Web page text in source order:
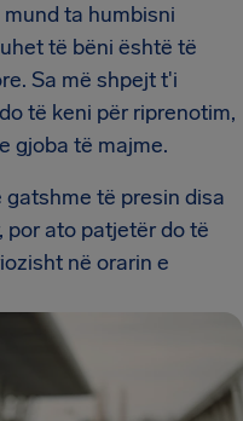
ta humbisni
të bëni është të
Sa më shpejt t'i
të keni për riprenotim,
gjoba të majme.
të presin disa
por ato patjetër do të
në orarin e